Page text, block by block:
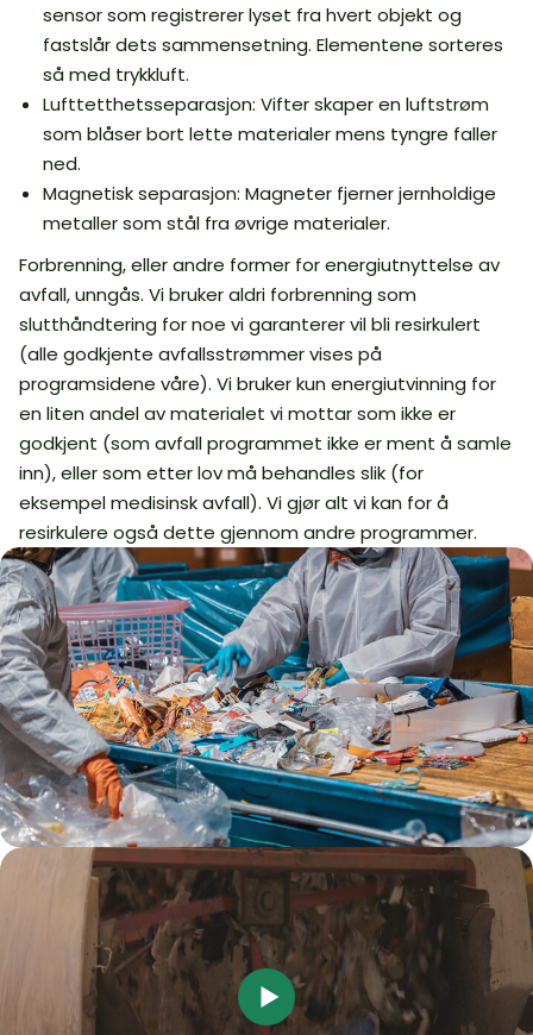
sensor som registrerer lyset fra hvert objekt og
fastslår dets sammensetning. Elementene sorteres
så med trykkluft.
Lufttetthetsseparasjon: Vifter skaper en luftstrøm
som blåser bort lette materialer mens tyngre faller
ned.
Magnetisk separasjon: Magneter fjerner jernholdige
metaller som stål fra øvrige materialer.
Forbrenning, eller andre former for energiutnyttelse av
avfall, unngås. Vi bruker aldri forbrenning som
slutthåndtering for noe vi garanterer vil bli resirkulert
(alle godkjente avfallsstrømmer vises på
programsidene våre). Vi bruker kun energiutvinning for
en liten andel av materialet vi mottar som ikke er
godkjent (som avfall programmet ikke er ment å samle
inn), eller som etter lov må behandles slik (for
eksempel medisinsk avfall). Vi gjør alt vi kan for å
resirkulere også dette gjennom andre programmer.